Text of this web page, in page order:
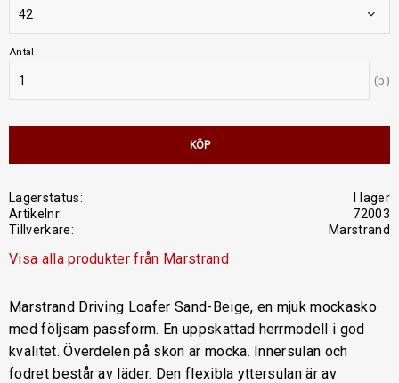
Antal
p
KÖP
Lagerstatus
I lager
Artikelnr
72003
Tillverkare
Marstrand
Visa alla produkter från Marstrand
Marstrand Driving Loafer Sand-Beige, en mjuk mockasko
med följsam passform. En uppskattad herrmodell i god
kvalitet. Överdelen på skon är mocka. Innersulan och
fodret består av läder. Den flexibla yttersulan är av